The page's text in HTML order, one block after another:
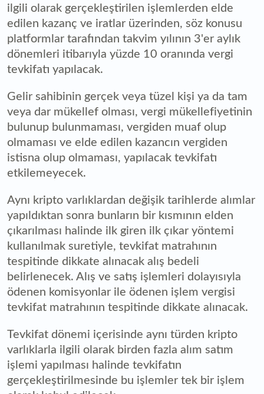
ilgili olarak gerçekleştirilen işlemlerden elde
edilen kazanç ve iratlar üzerinden, söz konusu
platformlar tarafından takvim yılının 3'er aylık
dönemleri itibarıyla yüzde 10 oranında vergi
tevkifatı yapılacak.
Gelir sahibinin gerçek veya tüzel kişi ya da tam
veya dar mükellef olması, vergi mükellefiyetinin
bulunup bulunmaması, vergiden muaf olup
olmaması ve elde edilen kazancın vergiden
istisna olup olmaması, yapılacak tevkifatı
etkilemeyecek.
Aynı kripto varlıklardan değişik tarihlerde alımlar
yapıldıktan sonra bunların bir kısmının elden
çıkarılması halinde ilk giren ilk çıkar yöntemi
kullanılmak suretiyle, tevkifat matrahının
tespitinde dikkate alınacak alış bedeli
belirlenecek. Alış ve satış işlemleri dolayısıyla
ödenen komisyonlar ile ödenen işlem vergisi
tevkifat matrahının tespitinde dikkate alınacak.
Tevkifat dönemi içerisinde aynı türden kripto
varlıklarla ilgili olarak birden fazla alım satım
işlemi yapılması halinde tevkifatın
gerçekleştirilmesinde bu işlemler tek bir işlem